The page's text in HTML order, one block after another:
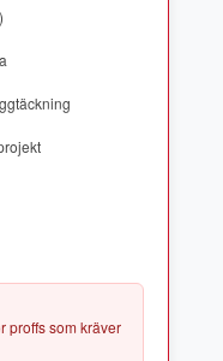
proffs som kräver